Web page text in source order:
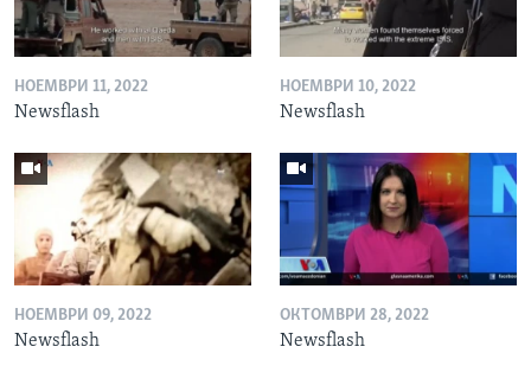
НОЕМВРИ 11, 2022
Newsflash
НОЕМВРИ 10, 2022
Newsflash
НОЕМВРИ 09, 2022
Newsflash
ОКТОМВРИ 28, 2022
Newsflash